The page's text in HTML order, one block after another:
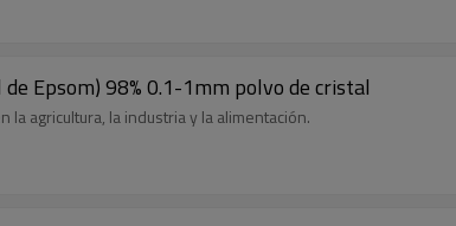
Epsom) 98% 0.1-1mm polvo de cristal
agricultura, la industria y la alimentación.